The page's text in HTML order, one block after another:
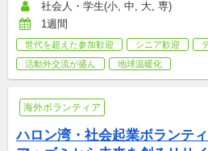
社会人・学生(小, 中, 大, 専)
1週間
世代を超えた参加歓迎 シニア歓迎
活動外交流が盛ん
地球温暖化
海外ボランティア
ハロン湾・社会起業ボランティ